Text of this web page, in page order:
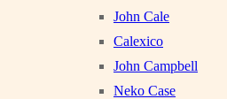
John Cale
Calexico
John Campbell
Neko Case